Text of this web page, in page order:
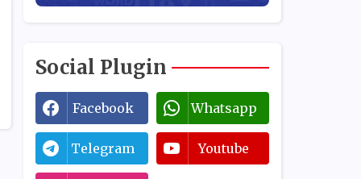
Social Plugin
Facebook Whatsapp
Telegram Youtube